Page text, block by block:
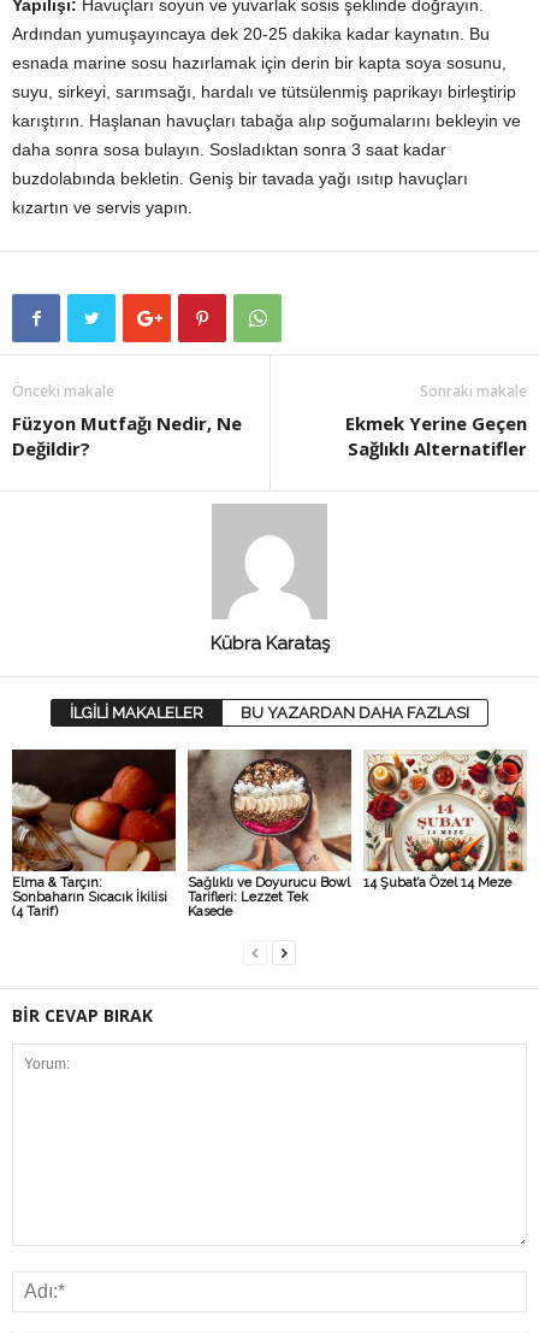
Yapılışı: Havuçları soyun ve yuvarlak sosis şeklinde doğrayın.
Ardından yumuşayıncaya dek 20-25 dakika kadar kaynatın. Bu
esnada marine sosu hazırlamak için derin bir kapta soya sosunu,
suyu, sirkeyi, sarımsağı, hardalı ve tütsülenmiş paprikayı birleştirip
karıştırın. Haşlanan havuçları tabağa alıp soğumalarını bekleyin ve
daha sonra sosa bulayın. Sosladıktan sonra 3 saat kadar
buzdolabında bekletin. Geniş bir tavada yağı ısıtıp havuçları
kızartın ve servis yapın.
Önceki makale
Füzyon Mutfağı Nedir, Ne
Değildir?
Sonraki makale
Ekmek Yerine Geçen
Sağlıklı Alternatifler
Kübra Karataş
İLGİLİ MAKALELER BU YAZARDAN DAHA FAZLASI
Elma & Tarçın:
Sonbaharın Sıcacık İkilisi
(4 Tarif)
Sağlıklı ve Doyurucu Bowl
Tarifleri: Lezzet Tek
Kasede
14 Şubat’a Özel 14 Meze
BİR CEVAP BIRAK